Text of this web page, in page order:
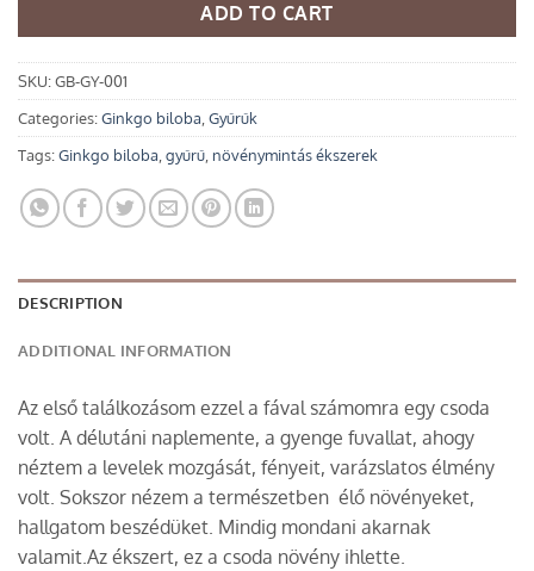
ADD TO CART
SKU:GB-GY-001
Categories:Ginkgo biloba,Gyűrűk
Tags:Ginkgo biloba,gyűrű, növénymintás ékszerek
DESCRIPTION
ADDITIONAL INFORMATION
Az első találkozásom ezzel a fával számomra egy csoda
volt. A délutáni naplemente, a gyenge fuvallat, ahogy
néztem a levelek mozgását, fényeit, varázslatos élmény
volt. Sokszor nézem a természetben élő növényeket,
hallgatom beszédüket. Mindig mondani akarnak
valamit.Az ékszert, ez a csoda növény ihlette.